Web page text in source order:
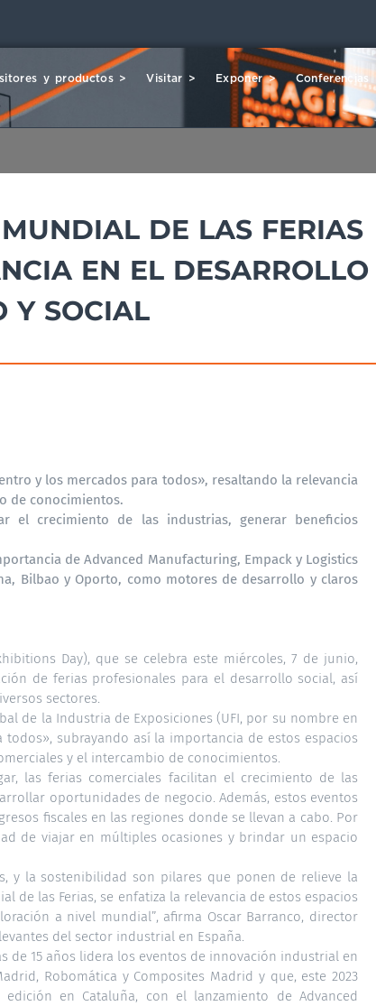
y productos > Visitar > Exponer > Conferencias
DE LAS FERIAS
EN EL DESARROLLO
Y SOCIAL
y los mercados para todos», resaltando la relevancia
de conocimientos.
el crecimiento de las industrias, generar beneficios
de Advanced Manufacturing, Empack y Logistics
Bilbao y Oporto, como motores de desarrollo y claros
Day), que se celebra este miércoles, 7 de junio,
de ferias profesionales para el desarrollo social, así
sectores.
de la Industria de Exposiciones (UFI, por su nombre en
subrayando así la importancia de estos espacios
y el intercambio de conocimientos.
las ferias comerciales facilitan el crecimiento de las
oportunidades de negocio. Además, estos eventos
fiscales en las regiones donde se llevan a cabo. Por
de viajar en múltiples ocasiones y brindar un espacio
y la sostenibilidad son pilares que ponen de relieve la
de las Ferias, se enfatiza la relevancia de estos espacios
a nivel mundial”, afirma Oscar Barranco, director
del sector industrial en España.
de 15 años lidera los eventos de innovación industrial en
Robomática y Composites Madrid y que, este 2023
en Cataluña, con el lanzamiento de Advanced